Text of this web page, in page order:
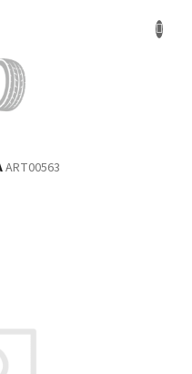
ART00563